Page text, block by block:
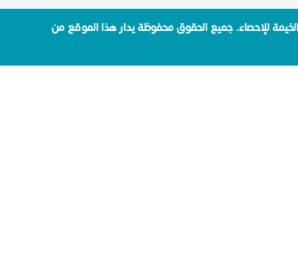
للإحصاء. جميع الحقوق محفوظة يدار هذا الموقع من